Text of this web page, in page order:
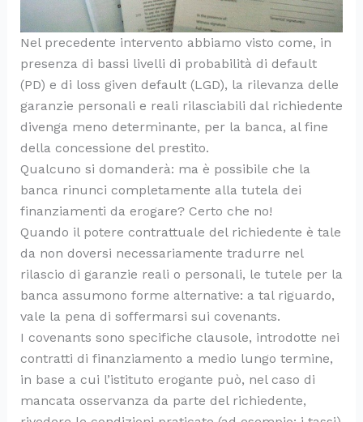
Nel precedente intervento abbiamo visto come, in
presenza di bassi livelli di probabilità di default
(PD) e di loss given default (LGD), la rilevanza delle
garanzie personali e reali rilasciabili dal richiedente
divenga meno determinante, per la banca, al fine
della concessione del prestito.
Qualcuno si domanderà: ma è possibile che la
banca rinunci completamente alla tutela dei
finanziamenti da erogare? Certo che no!
Quando il potere contrattuale del richiedente è tale
da non doversi necessariamente tradurre nel
rilascio di garanzie reali o personali, le tutele per la
banca assumono forme alternative: a tal riguardo,
vale la pena di soffermarsi sui covenants.
I covenants sono specifiche clausole, introdotte nei
contratti di finanziamento a medio lungo termine,
in base a cui l’istituto erogante può, nel caso di
mancata osservanza da parte del richiedente,